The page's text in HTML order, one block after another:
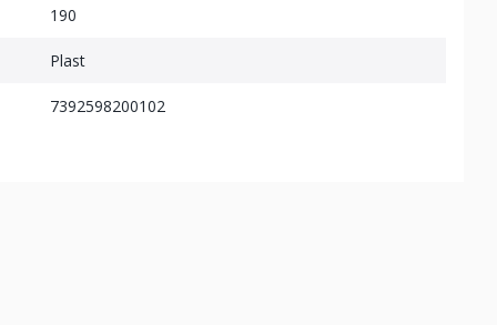
190
Plast
7392598200102